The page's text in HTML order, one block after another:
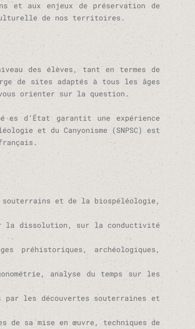
et aux enjeux de préservation de
de nos territoires.
des élèves, tant en termes de
de sites adaptés à tous les âges
orienter sur la question.
d’État garantit une expérience
et du Canyonisme (SNPSC) est
souterrains et de la biospéléologie,
la dissolution, sur la conductivité
préhistoriques, archéologiques,
analyse du temps sur les
les découvertes souterraines et
sa mise en œuvre, techniques de